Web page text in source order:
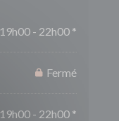
19h00 - 22h00 *
Fermé
19h00 - 22h00 *